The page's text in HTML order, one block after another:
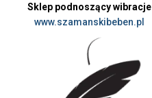
Sklep podnoszący wibracje
www.szamanskibeben.pl